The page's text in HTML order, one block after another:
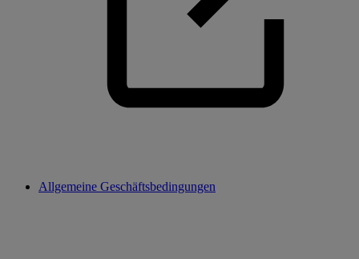
Allgemeine Geschäftsbedingungen